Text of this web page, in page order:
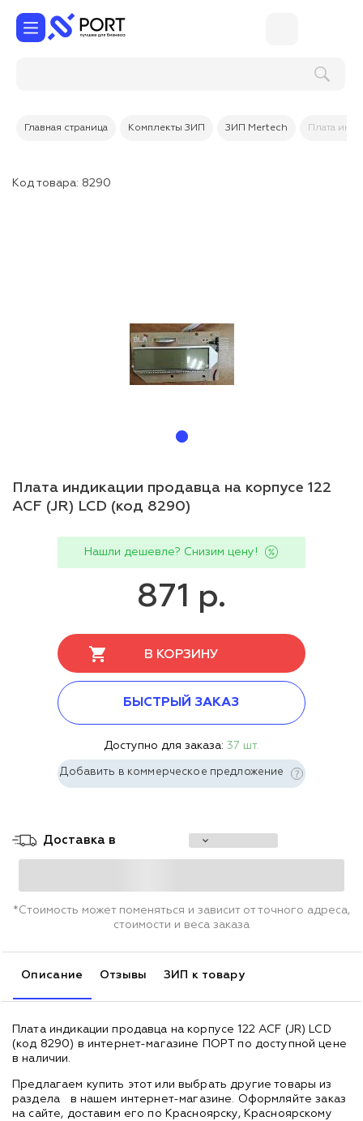
Главная страница Комплекты ЗИП ЗИП Mertech Плата
Код товара: 8290
Плата индикации продавца на корпусе 122
ACF (JR) LCD (код 8290)
Нашли дешевле? Снизим цену!
871 р.
В КОРЗИНУ
БЫСТРЫЙ ЗАКАЗ
Доступно для заказа: 37 шт.
Добавить в коммерческое предложение
Доставка в
*Стоимость может поменяться и зависит от точного адреса,
стоимости и веса заказа
Описание Отзывы ЗИП к товару
Плата индикации продавца на корпусе 122 ACF (JR) LCD
(код 8290) в интернет-магазине ПОРТ по доступной цене
в наличии.
Предлагаем купить этот или выбрать другие товары из
раздела
в нашем интернет-магазине. Оформляйте заказ
на сайте, доставим его по Красноярску, Красноярскому